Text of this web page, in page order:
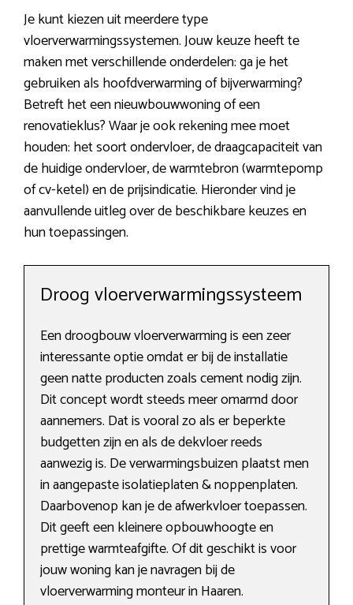
Je kunt kiezen uit meerdere type
vloerverwarmingssystemen. Jouw keuze heeft te
maken met verschillende onderdelen: ga je het
gebruiken als hoofdverwarming of bijverwarming?
Betreft het een nieuwbouwwoning of een
renovatieklus? Waar je ook rekening mee moet
houden: het soort ondervloer, de draagcapaciteit van
de huidige ondervloer, de warmtebron (warmtepomp
of cv-ketel) en de prijsindicatie. Hieronder vind je
aanvullende uitleg over de beschikbare keuzes en
hun toepassingen.
Droog vloerverwarmingssysteem
Een droogbouw vloerverwarming is een zeer
interessante optie omdat er bij de installatie
geen natte producten zoals cement nodig zijn.
Dit concept wordt steeds meer omarmd door
aannemers. Dat is vooral zo als er beperkte
budgetten zijn en als de dekvloer reeds
aanwezig is. De verwarmingsbuizen plaatst men
in aangepaste isolatieplaten & noppenplaten.
Daarbovenop kan je de afwerkvloer toepassen.
Dit geeft een kleinere opbouwhoogte en
prettige warmteafgifte. Of dit geschikt is voor
jouw woning kan je navragen bij de
vloerverwarming monteur in Haaren.